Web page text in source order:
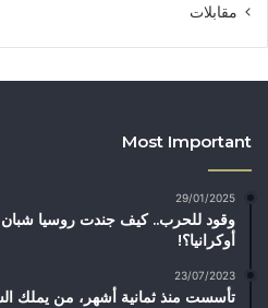
مقابلات
Most Important
29/01/2025
وقود للحرب.. كيف جندت روسيا
أوكرانيا؟!
23/07/2023
تأسست منذ ثمانية أشهر، من يملك